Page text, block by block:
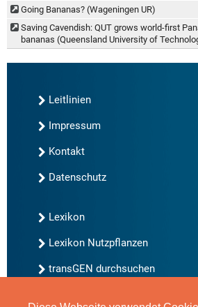
Going Bananas? (Wageningen UR)
Saving Cavendish: QUT grows world-first
bananas (Queensland University of
Leitlinien
Impressum
Kontakt
Datenschutz
Lexikon
Lexikon Nutzpflanzen
transGEN durchsuchen